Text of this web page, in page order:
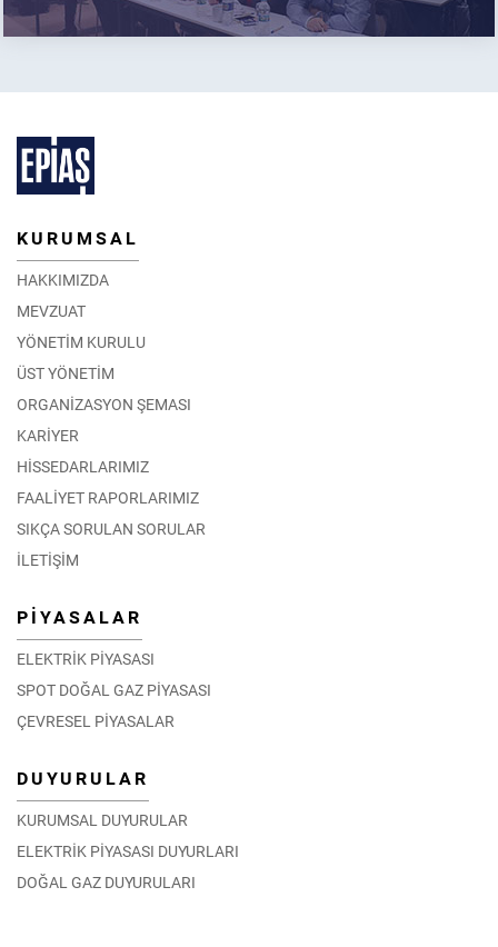
KURUMSAL
HAKKIMIZDA
MEVZUAT
YÖNETİM KURULU
ÜST YÖNETİM
ORGANİZASYON ŞEMASI
KARİYER
HİSSEDARLARIMIZ
FAALİYET RAPORLARIMIZ
SIKÇA SORULAN SORULAR
İLETİŞİM
PİYASALAR
ELEKTRİK PİYASASI
SPOT DOĞAL GAZ PİYASASI
ÇEVRESEL PİYASALAR
DUYURULAR
KURUMSAL DUYURULAR
ELEKTRİK PİYASASI DUYURLARI
DOĞAL GAZ DUYURULARI